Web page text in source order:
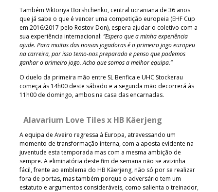
Também Viktoriya Borshchenko, central ucraniana de 36 anos
que já sabe o que é vencer uma competição europeia (EHF Cup
em 2016/2017 pelo Rostov-Don), espera ajudar o coletivo com a
sua experiência internacional: “Espero que a minha experiência
ajude. Para muitas das nossas jogadoras é o primeiro jogo europeu
na carreira, por isso temo-nos preparado e penso que podemos
ganhar o primeiro jogo. Acho que somos a melhor equipa.”
O duelo da primeira mão entre SL Benfica e UHC Stockerau
começa às 14h00 deste sábado e a segunda mão decorrerá às
11h00 de domingo, ambos na casa das encarnadas.
Alavarium Love Tiles x HB Käerjeng
A equipa de Aveiro regressa à Europa, atravessando um
momento de transformação interna, com a aposta evidente na
juventude esta temporada mas com a mesma ambição de
sempre. A eliminatória deste fim de semana não se avizinha
fácil, frente ao emblema do HB Käerjeng, não só por se realizar
fora de portas, mas também porque o adversário tem um
estatuto e argumentos consideráveis, como salienta o treinador,